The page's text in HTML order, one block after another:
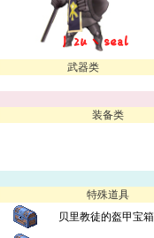
武器类
装备类
特殊道具
贝里教徒的盔甲宝